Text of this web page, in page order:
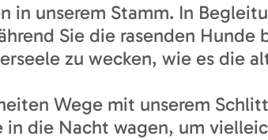
unserem Stamm. In
Sie die rasenden Hunde
zu wecken, wie es die
Wege mit unserem
in die Nacht wagen, um